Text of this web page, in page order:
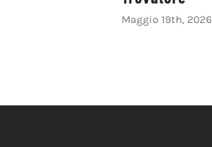
Maggio 19th, 2026